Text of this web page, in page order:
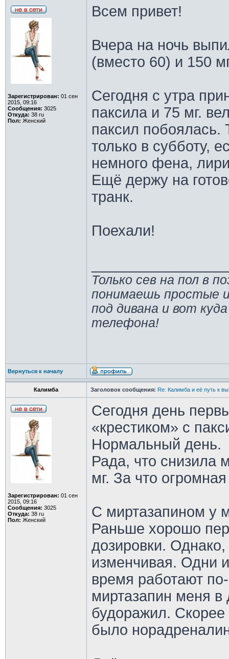
Зарегистрирован: 01 сен
2015, 09:16
Сообщения: 3025
Откуда: 38 ru
Пол: Женский
Всем привет!
Вчера на ночь
(вместо 60) и 150
Сегодня с утра
паксила и 75 мг.
паксил побоялась.
только в субботу,
немного фена,
Ещё держу на
транк.
Поехали!
Только сев на пол в
понимаешь простые
под дивана и вот
телефона!
Вернуться к началу
Калимба Заголовок сообщения: Re: Калимба и её путь к
Зарегистрирован: 01 сен
2015, 09:16
Сообщения: 3025
Откуда: 38 ru
Пол: Женский
Сегодня день
«крестиком» с
Нормальный день.
Рада, что снизила
мг. За что
С миртазапином у
Раньше хорошо
дозировки.
изменчивая. Одни
время работают
миртазапин меня в
будоражил.
было